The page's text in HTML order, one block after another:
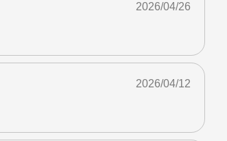
2026/04/26
2026/04/12